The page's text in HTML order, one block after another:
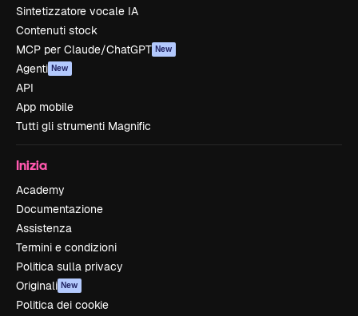
Sintetizzatore vocale IA
Contenuti stock
MCP per Claude/ChatGPT New
Agenti New
API
App mobile
Tutti gli strumenti Magnific
Inizia
Academy
Documentazione
Assistenza
Termini e condizioni
Politica sulla privacy
Originali New
Politica dei cookie